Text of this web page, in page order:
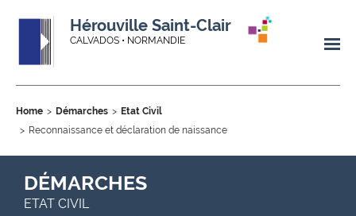
Hérouville Saint-Clair
CALVADOS • NORMANDIE
Home Démarches
Etat Civil
Reconnaissance et déclaration de naissance
DÉMARCHES
ETAT CIVIL